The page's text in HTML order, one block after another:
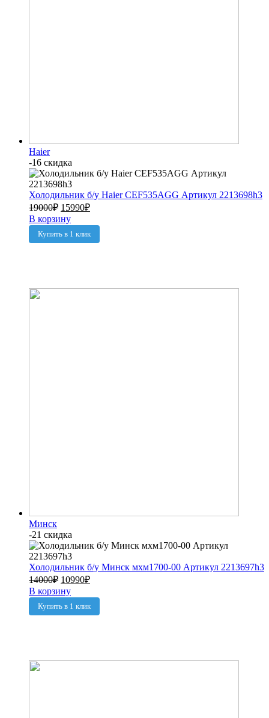
Haier
-16 скидка
Холодильник б/у Haier CEF535AGG Артикул 2213698h3
19000₽ 15990₽
В корзину
Купить в 1 клик
Минск
-21 скидка
Холодильник б/у Минск мхм1700-00 Артикул 2213697h3
14000₽ 10990₽
В корзину
Купить в 1 клик